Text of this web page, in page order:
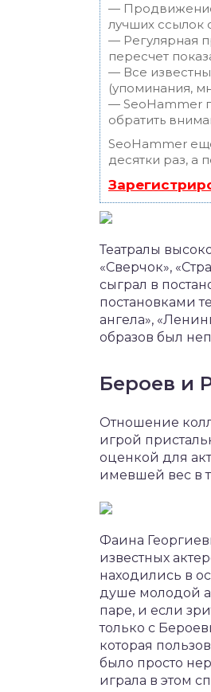
— Продвижение
лучших ссылок
— Регулярная
пересчет
— Все
(упоминания,
— SeoHammer
обратить
SeoHammer
десятки раз, а
Театралы
«Сверчок»,
сыграл в
постановками
ангела»,
образов был
Бероев и
Отношение
игрой
оценкой для
имевшей вес в
Фаина
известных
находились в
душе молодой
паре, и если
только с
которая
было просто
играла в этом